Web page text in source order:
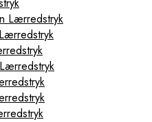
Lærredstryk